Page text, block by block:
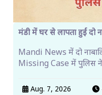
मंडी में घर से लापता हुईं दो
Mandi News में दो
Missing Case में पुलिस
Aug. 7, 2026